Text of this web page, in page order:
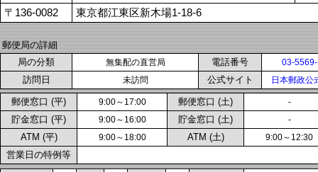
〒136-0082 東京都江東区新木場1-18-6
郵便局の詳細
局の分類
無集配の直営局 電話番号 03-
訪問日 未訪問 公式サイト 日本郵政公
郵便窓口 (平) 9:00～17:00 郵便窓口 (土) -
貯金窓口 (平) 9:00～16:00 貯金窓口 (土) -
ATM (平) 9:00～18:00 ATM (土) 9:00～12:30
営業日の特例等